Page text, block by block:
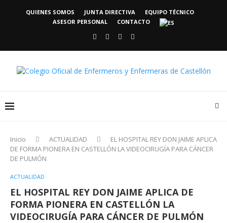
QUIENES SOMOS JUNTA DIRECTIVA
EQUIPO TÉCNICO
ASESOR PERSONAL
CONTACTO
Inicio ACTUALIDAD
EL HOSPITAL REY DON JAIME APLICA
DE FORMA PIONERA EN CASTELLÓN LA VIDEOCIRUGÍA PARA CÁNCER
DE PULMÓN
ACTUALIDAD
EL HOSPITAL REY DON JAIME APLICA DE
FORMA PIONERA EN CASTELLÓN LA
VIDEOCIRUGÍA PARA CÁNCER DE PULMÓN